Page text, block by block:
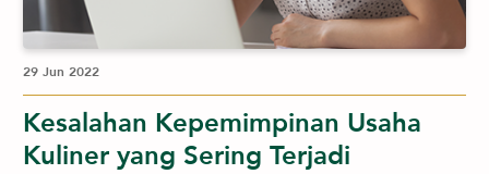
29 Jun 2022
Kesalahan Kepemimpinan Usaha
Kuliner yang Sering Terjadi